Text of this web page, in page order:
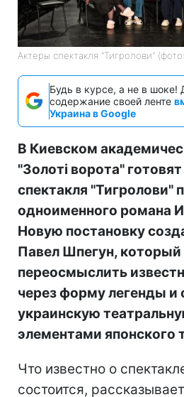
Актеры спектакля "Тигролови"
Будь в курсе, а не в шоке!
содержание своей ленте
Украина в Google
В Киевском
"Золоті ворота"
спектакля "Тигролови"
одноименного романа
Новую постановку
Павел Шпегун, который
переосмыслить
через форму легенды и
украинскую
элементами японского
Что известно о
состоится, рассказывает